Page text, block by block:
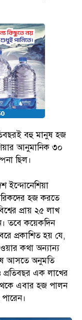
বহু মানুষ হজ
আনুমানিক ৩০
ছিল।
ইন্দোনেশিয়া
হজ করতে
প্রায় ২৫ লাখ
তবে কয়েকদিন
প্রকাশিত হয় যে,
কথা অন্যান্য
আসতে অনুমতি
প্রতিবছর এক লাখের
এবার হজ পালন